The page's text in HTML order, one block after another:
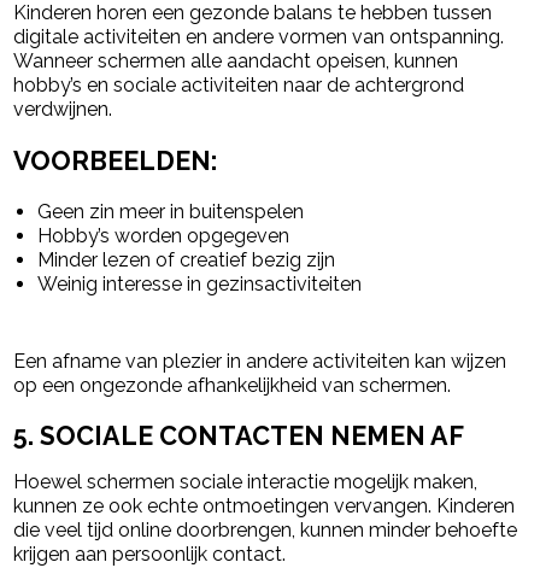
Kinderen horen een gezonde balans te hebben tussen
digitale activiteiten en andere vormen van ontspanning.
Wanneer schermen alle aandacht opeisen, kunnen
hobby’s en sociale activiteiten naar de achtergrond
verdwijnen.
VOORBEELDEN:
Geen zin meer in buitenspelen
Hobby’s worden opgegeven
Minder lezen of creatief bezig zijn
Weinig interesse in gezinsactiviteiten
Een afname van plezier in andere activiteiten kan wijzen
op een ongezonde afhankelijkheid van schermen.
5. SOCIALE CONTACTEN NEMEN AF
Hoewel schermen sociale interactie mogelijk maken,
kunnen ze ook echte ontmoetingen vervangen. Kinderen
die veel tijd online doorbrengen, kunnen minder behoefte
krijgen aan persoonlijk contact.